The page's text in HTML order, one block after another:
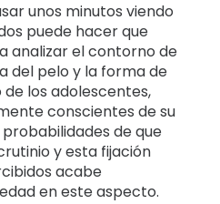
unos minutos viendo
puede hacer que
analizar el contorno de
del pelo y la forma de
de los adolescentes,
conscientes de su
de que
y esta fijación
acabe
en este aspecto.